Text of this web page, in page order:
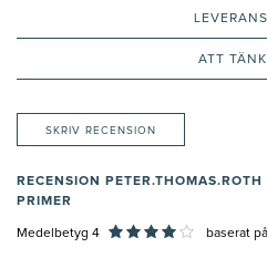
ATT
SKRIV RECENSION
RECENSION
PRIMER
Medelbetyg 4 baserat på